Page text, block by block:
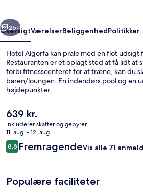
Næste
26+
OversigtVærelserBeliggenhedPolitikker
Hotel Algorfa kan prale med en flot udsigt
Restauranten er et oplagt sted at få lidt at
forbi fitnesscenteret for at træne, kan du
baren/loungen. En indendørs pool og en
højdepunkter.
Den
nuværende
pris
er
639 kr.
639 kr.
inkluderer skatter og gebyrer
11. aug. - 12. aug.
Anmeldelser
8,88,8 ud af 10.
FremragendeVis alle 71
Populære faciliteter